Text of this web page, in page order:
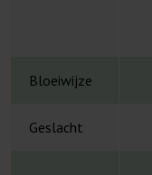
Bloeiwijze
Geslacht